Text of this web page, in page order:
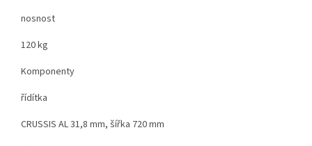
nosnost
120 kg
Komponenty
řídítka
CRUSSIS AL 31,8 mm, šířka 720 mm